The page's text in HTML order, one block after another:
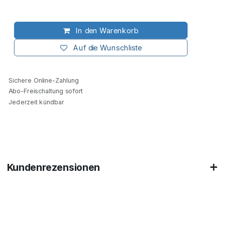
In den Warenkorb
Auf die Wunschliste
Sichere Online-Zahlung
Abo-Freischaltung sofort
Jederzeit kündbar
Kundenrezensionen